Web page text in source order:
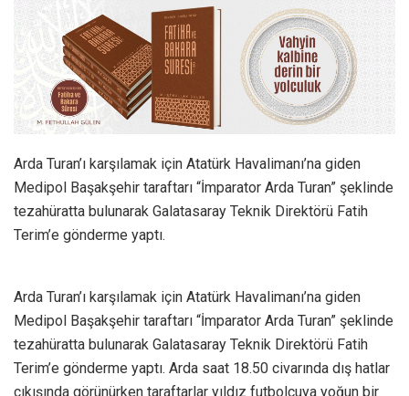
Arda Turan’ı karşılamak için Atatürk Havalimanı’na giden
Medipol Başakşehir taraftarı “İmparator Arda Turan” şeklinde
tezahüratta bulunarak Galatasaray Teknik Direktörü Fatih
Terim’e gönderme yaptı.
Arda Turan’ı karşılamak için Atatürk Havalimanı’na giden
Medipol Başakşehir taraftarı “İmparator Arda Turan” şeklinde
tezahüratta bulunarak Galatasaray Teknik Direktörü Fatih
Terim’e gönderme yaptı. Arda saat 18.50 civarında dış hatlar
çıkışında görünürken taraftarlar yıldız futbolcuya yoğun bir